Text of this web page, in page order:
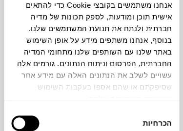
אנחנו משתמשים בקובצי Cookie כדי להתאים
אישית תוכן ומודעות, לספק תכונות של מדיה
חברתית ולנתח את תנועת המשתמשים שלנו.
בנוסף, אנחנו משתפים מידע על אופן השימוש
באתר שלנו עם השותפים שלנו מתחומי המדיה
החברתית, הפרסום וניתוח הנתונים. גורמים אלה
עשויים לשלב את הנתונים האלה עם מידע אחר
שסיפקתם או שהם אספו בעקבות השימוש
הסכמה
הכרחיות
תוכלו למצוא אותי ב:
צבעים